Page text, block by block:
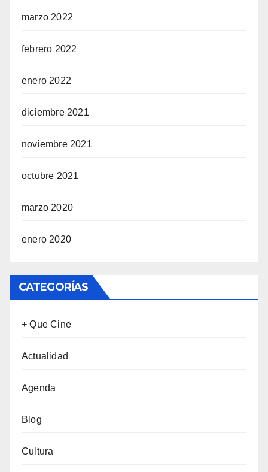
marzo 2022
febrero 2022
enero 2022
diciembre 2021
noviembre 2021
octubre 2021
marzo 2020
enero 2020
CATEGORÍAS
+ Que Cine
Actualidad
Agenda
Blog
Cultura